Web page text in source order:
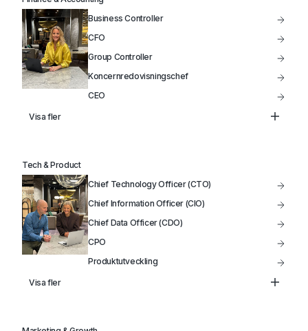
Business Controller
CFO
Group Controller
Koncernredovisningschef
CEO
Styrelseordförande / Styrelseledamot
Visa fler
Tech & Product
Chief Technology Officer (CTO)
Chief Information Officer (CIO)
Chief Data Officer (CDO)
CPO
Produktutveckling
Visa fler